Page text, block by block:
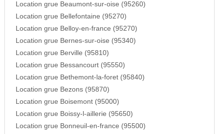
Location grue Beaumont-sur-oise (95260)
Location grue Bellefontaine (95270)
Location grue Belloy-en-france (95270)
Location grue Bernes-sur-oise (95340)
Location grue Berville (95810)
Location grue Bessancourt (95550)
Location grue Bethemont-la-foret (95840)
Location grue Bezons (95870)
Location grue Boisemont (95000)
Location grue Boissy-l-aillerie (95650)
Location grue Bonneuil-en-france (95500)